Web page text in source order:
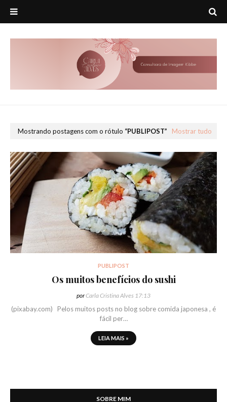
Mostrando postagens com o rótulo PUBLIPOST Mostrar tudo
PUBLIPOST
Os muitos benefícios do sushi
porCarla Cristina Alves 17:13
(pixabay.com) Pelos muitos posts no blog sobre comida japonesa , é
fácil per…
LEIA MAIS »
SOBRE MIM